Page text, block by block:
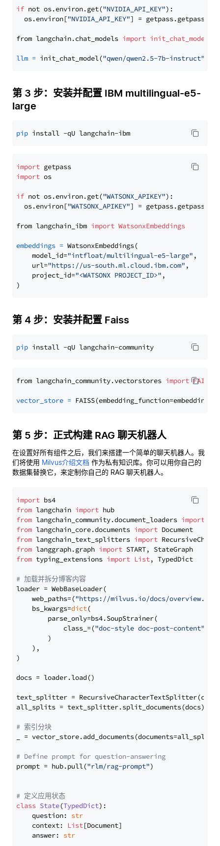
if not os.environ.get("NVIDIA_API_KEY"):
  os.environ[
"NVIDIA_API_KEY"] = getpass.getpass(
from langchain.chat_models import init_chat_model
llm = init_chat_model("qwen/qwen2.5-7b-instruct"
第 3 步：安装并配置 IBM multilingual-e5-
large
pip
import
import os
if not os.environ.get("WATSONX_APIKEY"):
  os.environ[
"WATSONX_APIKEY"] = getpass.getpass(
from langchain_ibm import WatsonxEmbeddings
embeddings = WatsonxEmbeddings(
    model_id=
"intfloat/multilingual-e5-large" ,
    url=
"https://us-south.ml.cloud.ibm.com" ,
    project_id=
"<WATSONX PROJECT_ID>" ,
第 4 步：安装并配置 Faiss
pip
from langchain_community.vectorstores import FAISS
vector_store =
第 5 步：正式构建 RAG 聊天机器人
在设置好所有组件之后，我们来搭建一个简单的聊天机器人。我
们将使用 Milvus介绍文档 作为私有知识库。你可以用你自己的
数据集替换它，来定制你自己的 RAG 聊天机器人。
import
from langchain import
from langchain_community.document_loaders import
from langchain_core.documents import
from langchain_text_splitters import
from langgraph.graph import
from typing_extensions import List, TypedDict
# 加载并拆分博客内容
loader = WebBaseLoader(
    web_paths=(
"https://milvus.io/docs/overview.md"
    bs_kwargs=
dict(
        parse_only=bs4.SoupStrainer(
            class_=(
"doc-style doc-post-content"
        )
    ),
)
docs = loader.load()
text_splitter =
all_splits = text_splitter.split_documents(docs)
# 索引分块
_ = vector_store.add_documents(documents=all_splits)
# Define prompt for question-answering
prompt = hub.pull("rlm/rag-prompt")
# 定义应用状态
class State(TypedDict):
    question:
str
    context:
List[Document]
    answer:
str